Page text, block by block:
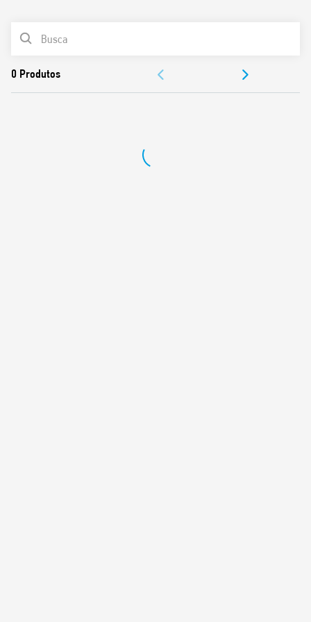
0 Produtos